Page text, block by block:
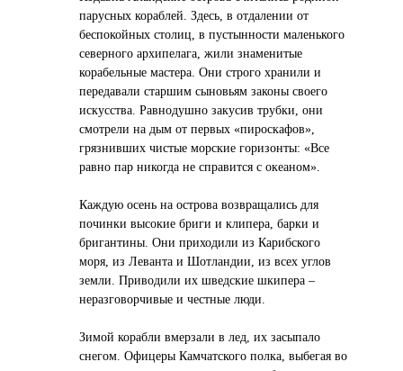
парусных кораблей. Здесь, в отдалении от
беспокойных столиц, в пустынности маленького
северного архипелага, жили знаменитые
корабельные мастера. Они строго хранили и
передавали старшим сыновьям законы своего
искусства. Равнодушно закусив трубки, они
смотрели на дым от первых «пироскафов»,
грязнивших чистые морские горизонты: «Все
равно пар никогда не справится с океаном».
Каждую осень на острова возвращались для
починки высокие бриги и клипера, барки и
бригантины. Они приходили из Карибского
моря, из Леванта и Шотландии, из всех углов
земли. Приводили их шведские шкипера –
неразговорчивые и честные люди.
Зимой корабли вмерзали в лед, их засыпало
снегом. Офицеры Камчатского полка, выбегая во